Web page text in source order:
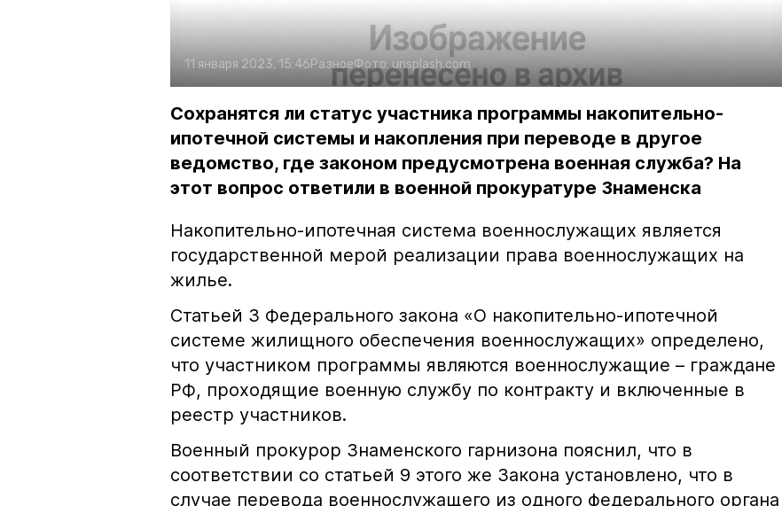
11 января 2023, 15:46РазноеФото:unsplash.com
Сохранятся ли статус участника программы накопительно-
ипотечной системы и накопления при переводе в другое
ведомство, где законом предусмотрена военная служба? На
этот вопрос ответили в военной прокуратуре Знаменска
Накопительно-ипотечная система военнослужащих является
государственной мерой реализации права военнослужащих на
жилье.
Статьей 3 Федерального закона «О накопительно-ипотечной
системе жилищного обеспечения военнослужащих» определено,
что участником программы являются военнослужащие – граждане
РФ, проходящие военную службу по контракту и включенные в
реестр участников.
Военный прокурор Знаменского гарнизона пояснил, что в
соответствии со статьей 9 этого же Закона установлено, что в
случае перевода военнослужащего из одного федерального органа